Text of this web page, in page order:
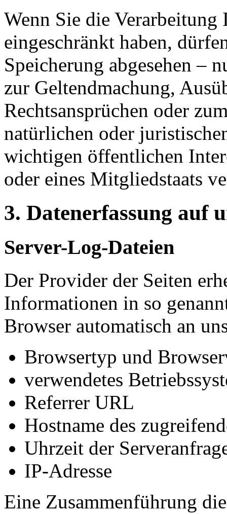
Wenn Sie die Verarbeitung
eingeschränkt haben,
Speicherung abgesehen
zur Geltendmachung,
Rechtsansprüchen oder
natürlichen oder
wichtigen öffentlichen
oder eines Mitgliedstaats
3. Datenerfassung auf
Server-Log-Dateien
Der Provider der Seiten
Informationen in so
Browser automatisch an
Browsertyp und
verwendetes
Referrer URL
Hostname des
Uhrzeit der
IP-Adresse
Eine Zusammenführung